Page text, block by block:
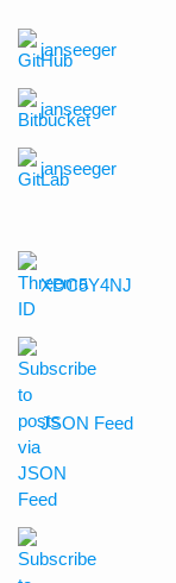
janseeger
janseeger
janseeger
XDC5Y4NJ
JSON Feed